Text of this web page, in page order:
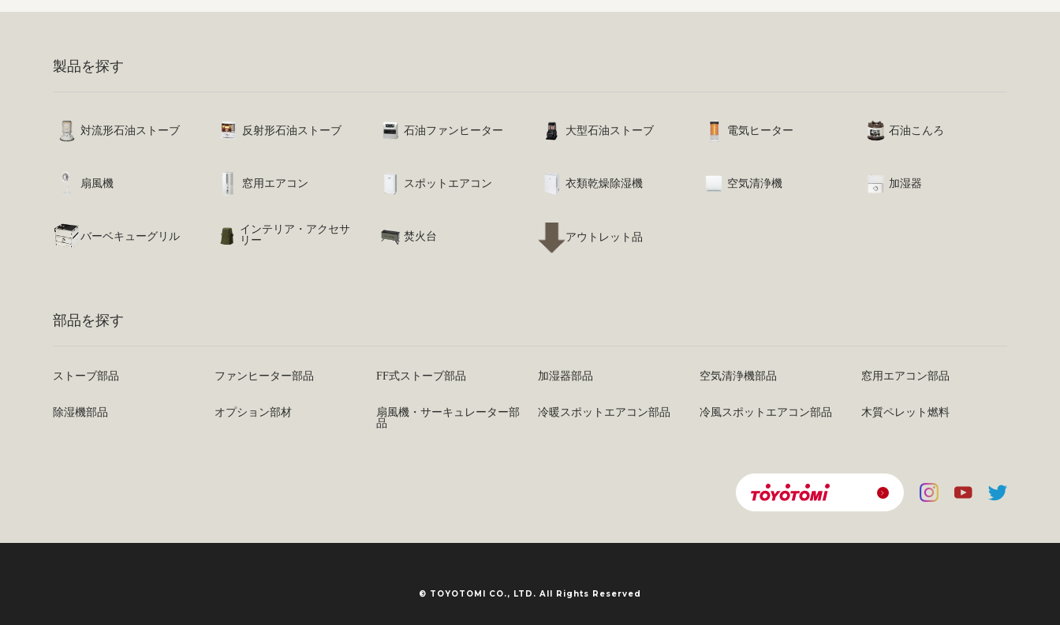
製品を探す
対流形石油ストーブ 反射形石油ストーブ 石油ファンヒーター 大型石油ストーブ 電気ヒーター 石油こんろ
扇風機 窓用エアコン スポットエアコン 衣類乾燥除湿機 空気清浄機 加湿器
バーベキューグリル
インテリア・アクセサ
リー
焚火台 アウトレット品
部品を探す
ストーブ部品 ファンヒーター部品 FF式ストーブ部品 加湿器部品 空気清浄機部品 窓用エアコン部品
除湿機部品 オプション部材
扇風機・サーキュレーター部
品
冷暖スポットエアコン部品 冷風スポットエアコン部品 木質ペレット燃料
© TOYOTOMI CO., LTD. All Rights Reserved